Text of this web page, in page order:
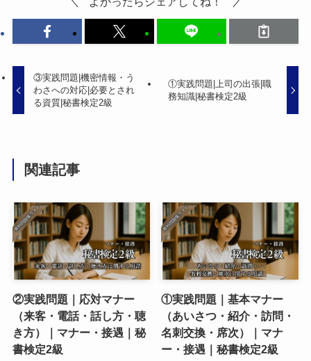
③実践問題|機密情報・う
わさへの対応|必要とされ
る資質|秘書検定2級
①実践問題|上司の出張|職
務知識|秘書検定2級
関連記事
②実践問題｜応対マナー
（来客・電話・話し方・聴
き方）｜マナー・接遇｜秘
書検定2級
①実践問題｜基本マナー
（あいさつ・紹介・訪問・
名刺交換・席次）｜マナ
ー・接遇｜秘書検定2級